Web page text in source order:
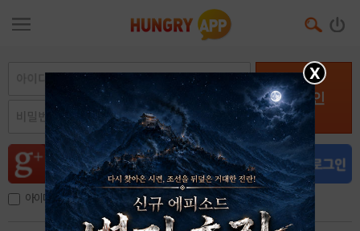
로그인
아이디, 이메일 저장
X